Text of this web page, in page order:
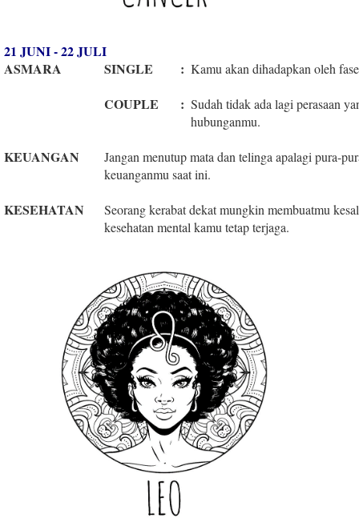
21 JUNI - 22 JULI
ASMARA
SINGLE : Kamu akan dihadapkan oleh
COUPLE : Sudah tidak ada lagi perasaan
hubunganmu.
KEUANGAN
Jangan menutup mata dan telinga apalagi pura-
keuanganmu saat ini.
KESEHATAN
Seorang kerabat dekat mungkin membuatmu
kesehatan mental kamu tetap terjaga.